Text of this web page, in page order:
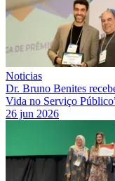
Noticias
Dr. Bruno Benites
Vida no Serviço
26 jun 2026